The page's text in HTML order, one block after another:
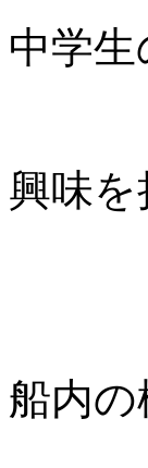
中学
興味
船内の